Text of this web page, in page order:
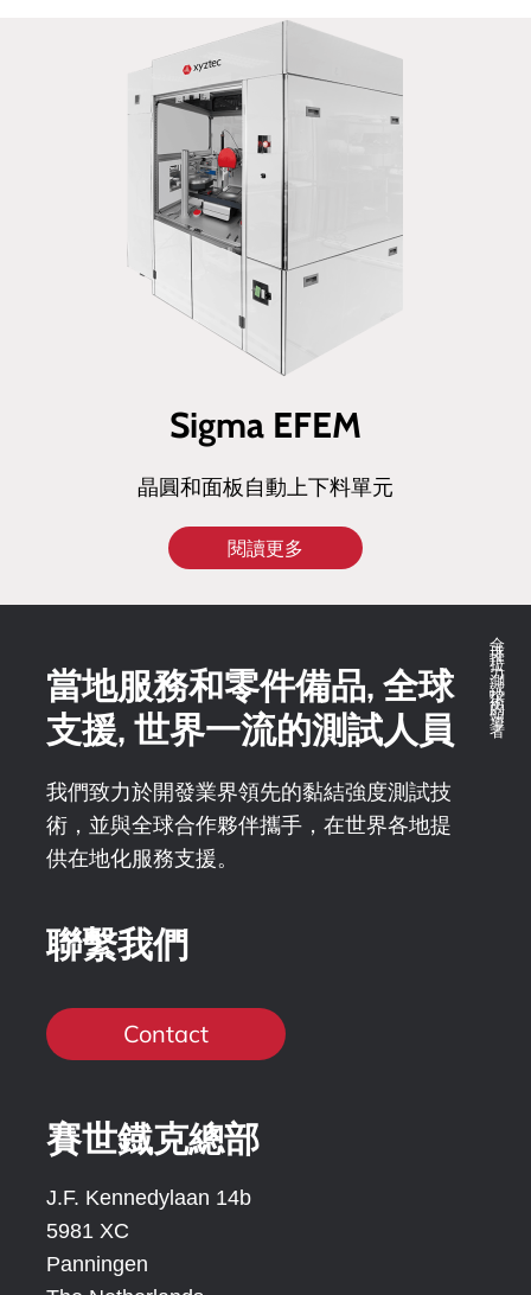
Sigma EFEM
晶圓和面板自動上下料單元
閱讀更多
全球推拉力測試技術的領導者
當地服務和零件備品, 全球
支援, 世界一流的測試人員
我們致力於開發業界領先的黏結強度測試技
術，並與全球合作夥伴攜手，在世界各地提
供在地化服務支援。
聯繫我們
Contact
賽世鐡克總部
J.F. Kennedylaan 14b
5981 XC
Panningen